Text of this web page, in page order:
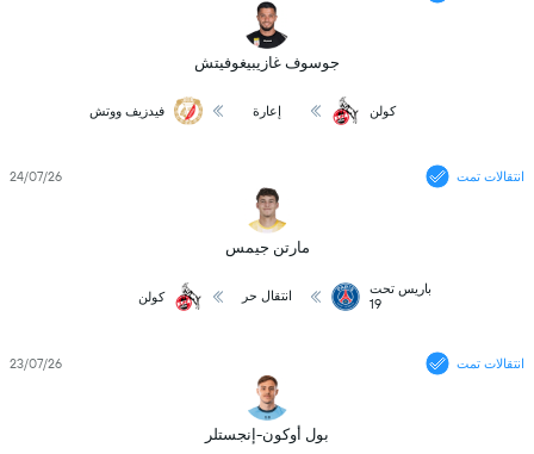
جوسوف غازيبيغوفيتش
كولن إعارة فيدزيف ووتش
انتقالات تمت
مارتن جيمس
24/07/26
باريس تحت
19
انتقال حر كولن
انتقالات تمت
بول أوكون-إنجستلر
23/07/26